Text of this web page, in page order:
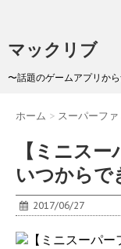
マックリブ
〜話題のゲームアプリか
ホーム > スーパーフ
【ミニス
いつから
2017/06/27